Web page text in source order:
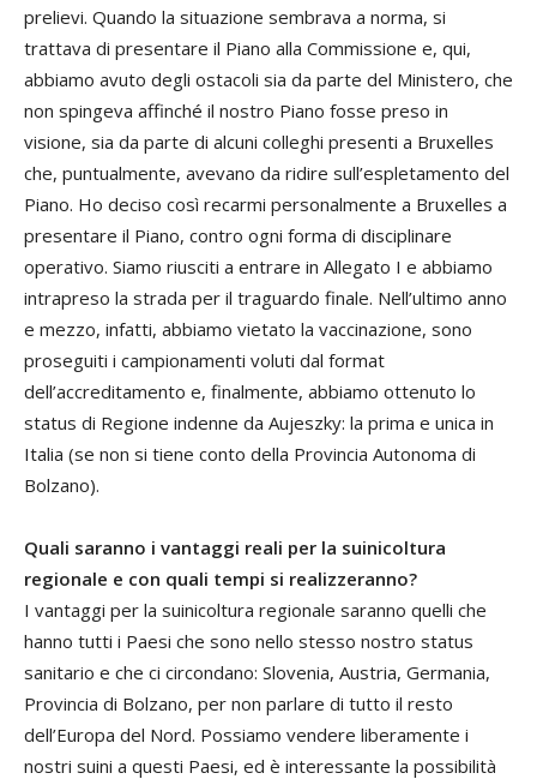
prelievi. Quando la situazione sembrava a norma, si
trattava di presentare il Piano alla Commissione e, qui,
abbiamo avuto degli ostacoli sia da parte del Ministero, che
non spingeva affinché il nostro Piano fosse preso in
visione, sia da parte di alcuni colleghi presenti a Bruxelles
che, puntualmente, avevano da ridire sull’espletamento del
Piano. Ho deciso così recarmi personalmente a Bruxelles a
presentare il Piano, contro ogni forma di disciplinare
operativo. Siamo riusciti a entrare in Allegato I e abbiamo
intrapreso la strada per il traguardo finale. Nell’ultimo anno
e mezzo, infatti, abbiamo vietato la vaccinazione, sono
proseguiti i campionamenti voluti dal format
dell’accreditamento e, finalmente, abbiamo ottenuto lo
status di Regione indenne da Aujeszky: la prima e unica in
Italia (se non si tiene conto della Provincia Autonoma di
Bolzano).
Quali saranno i vantaggi reali per la suinicoltura
regionale e con quali tempi si realizzeranno?
I vantaggi per la suinicoltura regionale saranno quelli che
hanno tutti i Paesi che sono nello stesso nostro status
sanitario e che ci circondano: Slovenia, Austria, Germania,
Provincia di Bolzano, per non parlare di tutto il resto
dell’Europa del Nord. Possiamo vendere liberamente i
nostri suini a questi Paesi, ed è interessante la possibilità